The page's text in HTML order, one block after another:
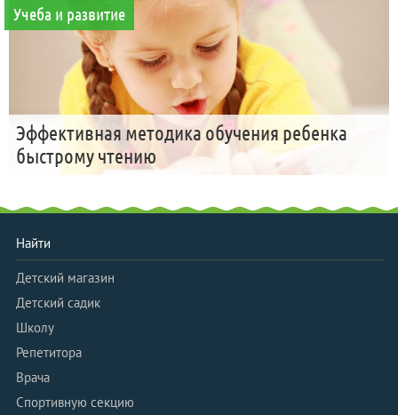
Учеба и развитие
Эффективная методика обучения ребенка
быстрому чтению
Найти
Детский магазин
Детский садик
Школу
Репетитора
Врача
Спортивную секцию